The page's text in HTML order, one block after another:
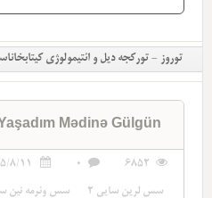
توروز - تورکجه دیل و ائتیمولوژی
Mədinə Gülgün
6852
0
8/11
سس لرین سایی 2 سس وئرمه نین